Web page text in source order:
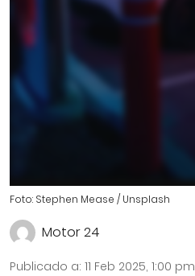
Foto: Stephen Mease / Unsplash
Motor 24
Publicado a: 11 Feb 2025, 1:00 pm